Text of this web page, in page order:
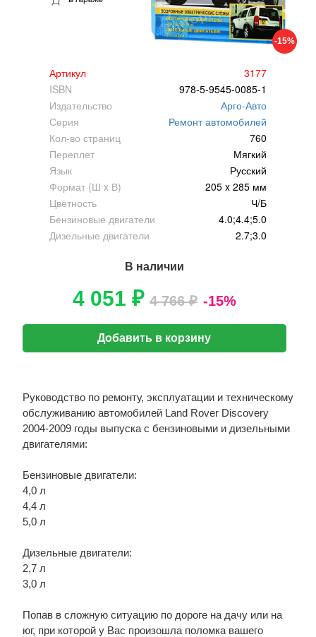
-15%
Артикул
3177
ISBN
978-5-9545-0085-1
Издательство
Арго-Авто
Серия
Ремонт автомобилей
Кол-во страниц
760
Переплет
Мягкий
Язык
Русский
Формат (Ш x В)
205 x 285 мм
Цветность
Ч/Б
Бензиновые двигатели
4.0;4.4;5.0
Дизельные двигатели
2.7;3.0
В наличии
4 051 ₽ 4 766 ₽ -15%
Добавить в корзину
Руководство по ремонту, эксплуатации и техническому
обслуживанию автомобилей Land Rover Discovery
2004-2009 годы выпуска с бензиновыми и дизельными
двигателями:
Бензиновые двигатели:
4,0 л
4,4 л
5,0 л
Дизельные двигатели:
2,7 л
3,0 л
Попав в сложную ситуацию по дороге на дачу или на
юг, при которой у Вас произошла поломка вашего